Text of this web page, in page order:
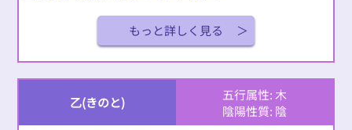
もっと詳しく見る
乙(きのと)
五行属性: 木
陰陽性質: 陰